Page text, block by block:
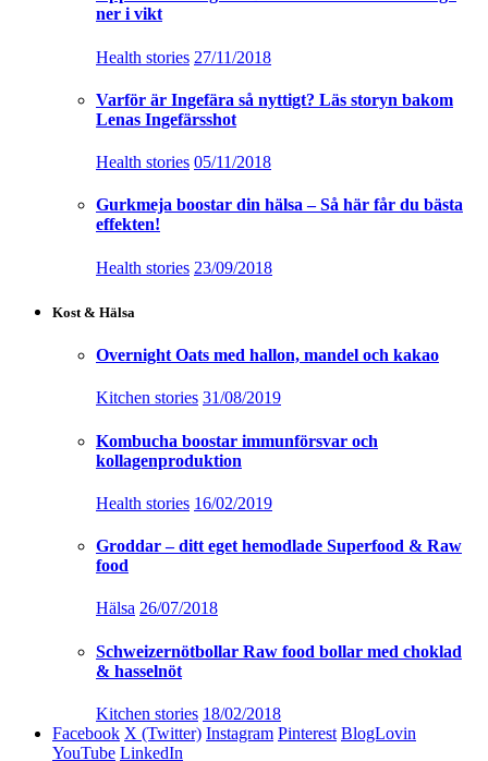
ner i vikt
Health stories 27/11/2018
Varför är Ingefära så nyttigt? Läs storyn bakom
Lenas Ingefärsshot
Health stories 05/11/2018
Gurkmeja boostar din hälsa – Så här får du bästa
effekten!
Health stories 23/09/2018
Kost & Hälsa
Overnight Oats med hallon, mandel och kakao
Kitchen stories 31/08/2019
Kombucha boostar immunförsvar och
kollagenproduktion
Health stories 16/02/2019
Groddar – ditt eget hemodlade Superfood & Raw
food
Hälsa 26/07/2018
Schweizernötbollar Raw food bollar med choklad
& hasselnöt
Kitchen stories 18/02/2018
Facebook X (Twitter) Instagram Pinterest BlogLovin
YouTube LinkedIn